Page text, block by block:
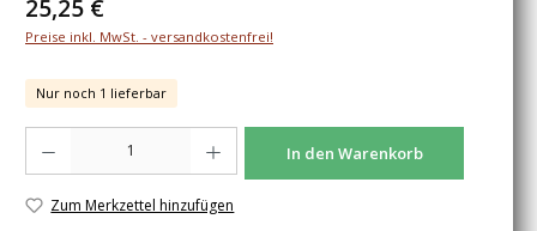
25,25 €
Preise inkl. MwSt. - versandkostenfrei!
Nur noch 1 lieferbar
In den Warenkorb
Zum Merkzettel hinzufügen